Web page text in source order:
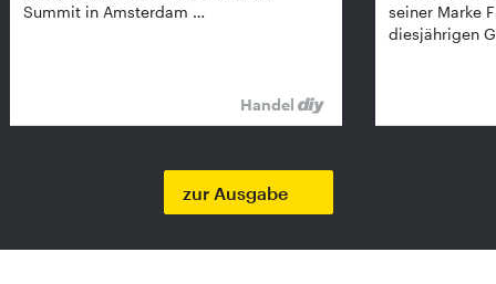
Summit in Amsterdam …
Handel
seiner Marke
diesjährigen
zur Ausgabe